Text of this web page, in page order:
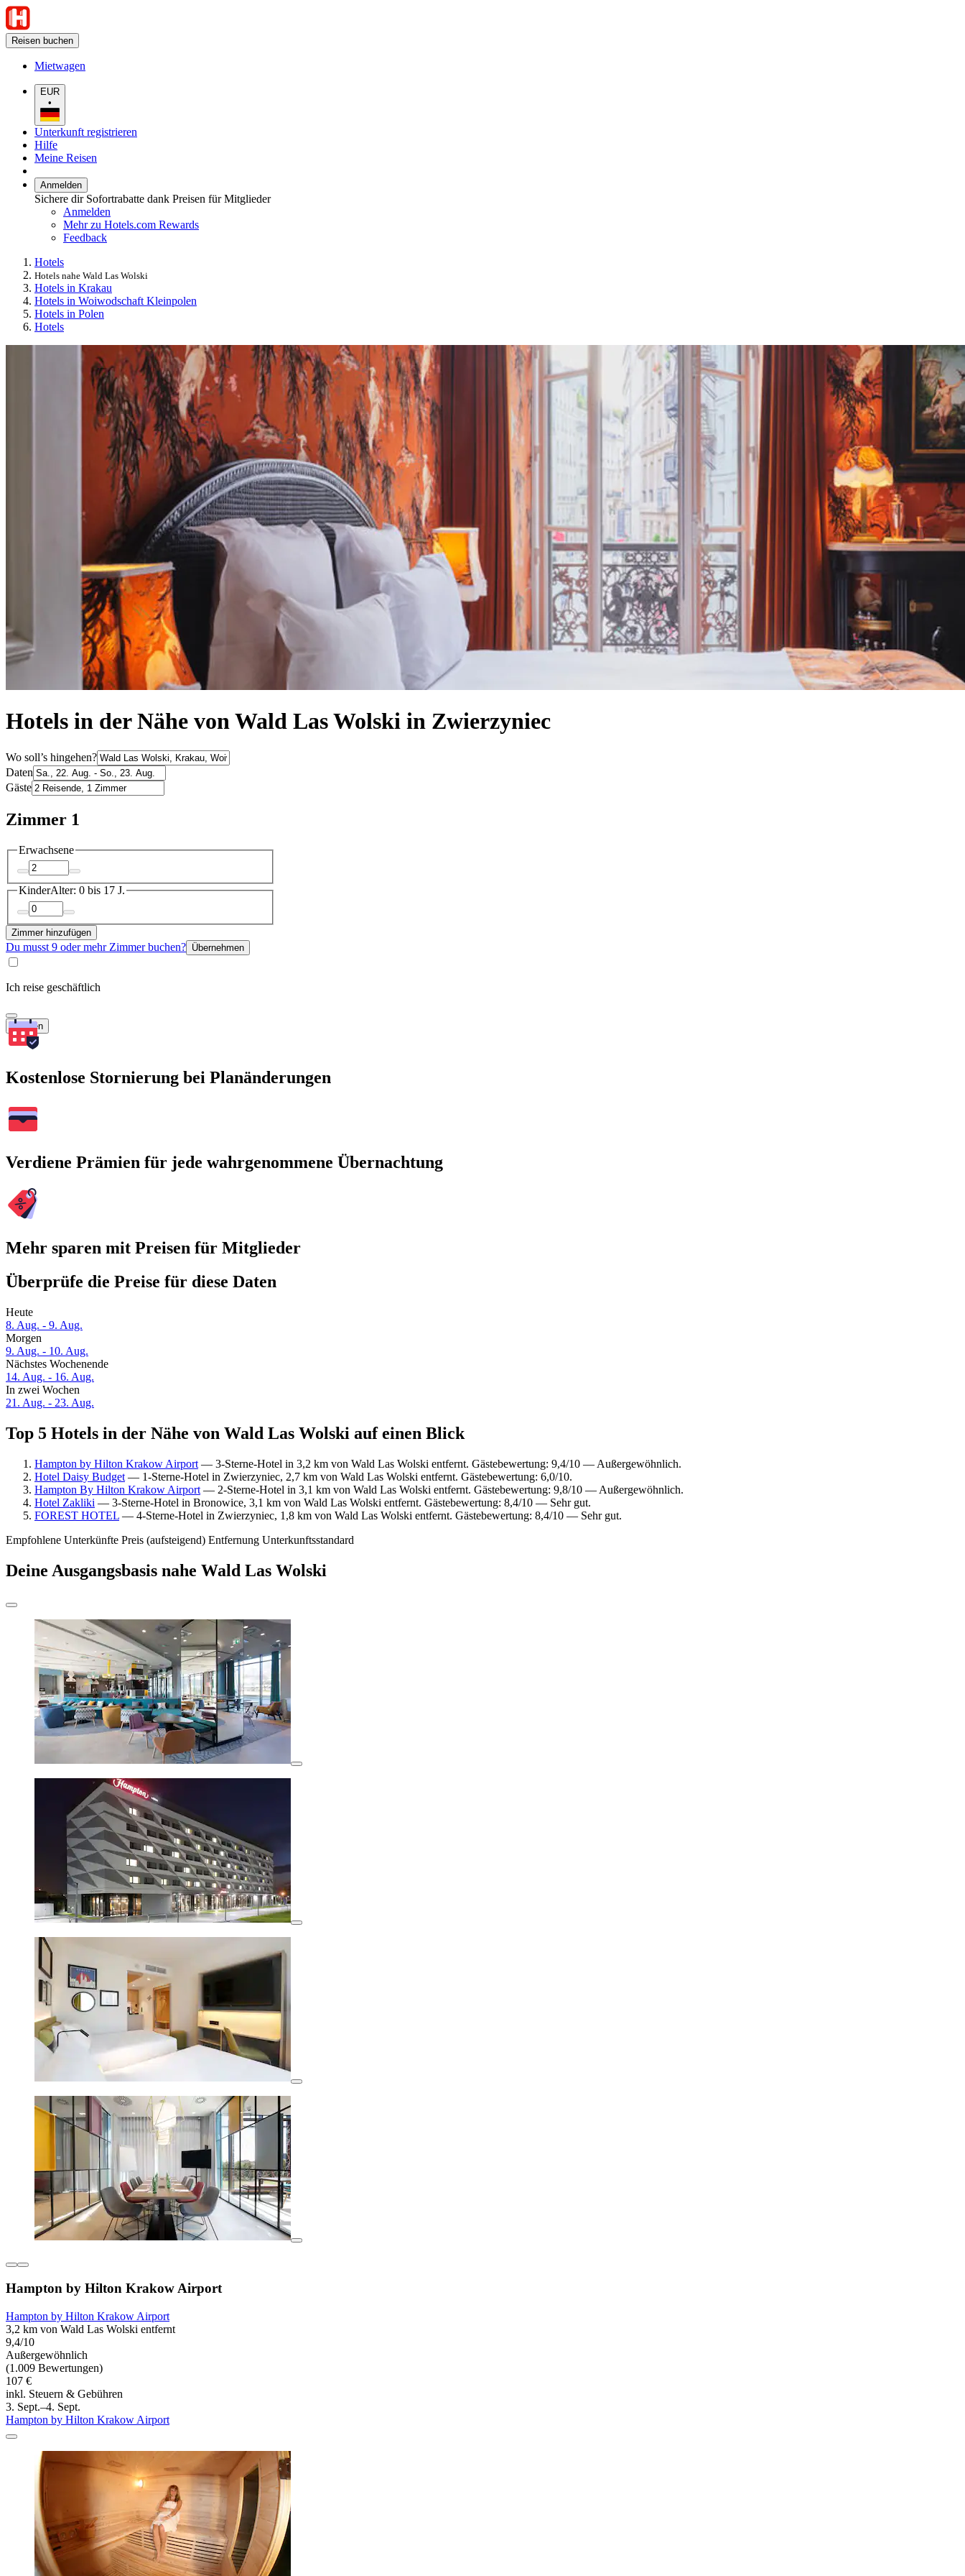
Reisen buchen
Mietwagen
EUR
•
Unterkunft registrieren
Hilfe
Meine Reisen
Anmelden
Sichere dir Sofortrabatte dank Preisen für Mitglieder
Anmelden
Mehr zu Hotels.com Rewards
Feedback
Hotels
Hotels nahe Wald Las Wolski
Hotels in Krakau
Hotels in Woiwodschaft Kleinpolen
Hotels in Polen
Hotels
Hotels in der Nähe von Wald Las Wolski in Zwierzyniec
Wo soll’s hingehen?
Daten
Gäste
Zimmer 1
Erwachsene
KinderAlter: 0 bis 17 J.
Zimmer hinzufügen
Du musst 9 oder mehr Zimmer buchen? Übernehmen
Ich reise geschäftlich
Suchen
Kostenlose Stornierung bei Planänderungen
Verdiene Prämien für jede wahrgenommene Übernachtung
Mehr sparen mit Preisen für Mitglieder
Überprüfe die Preise für diese Daten
Heute
8. Aug. - 9. Aug.
Morgen
9. Aug. - 10. Aug.
Nächstes Wochenende
14. Aug. - 16. Aug.
In zwei Wochen
21. Aug. - 23. Aug.
Top 5 Hotels in der Nähe von Wald Las Wolski auf einen Blick
Hampton by Hilton Krakow Airport — 3-Sterne-Hotel in 3,2 km von Wald Las Wolski entfernt. Gästebewertung: 9,4/10 — Außergewöhnlich.
Hotel Daisy Budget — 1-Sterne-Hotel in Zwierzyniec, 2,7 km von Wald Las Wolski entfernt. Gästebewertung: 6,0/10.
Hampton By Hilton Krakow Airport — 2-Sterne-Hotel in 3,1 km von Wald Las Wolski entfernt. Gästebewertung: 9,8/10 — Außergewöhnlich.
Hotel Zakliki — 3-Sterne-Hotel in Bronowice, 3,1 km von Wald Las Wolski entfernt. Gästebewertung: 8,4/10 — Sehr gut.
FOREST HOTEL — 4-Sterne-Hotel in Zwierzyniec, 1,8 km von Wald Las Wolski entfernt. Gästebewertung: 8,4/10 — Sehr gut.
Empfohlene Unterkünfte Preis (aufsteigend) Entfernung Unterkunftsstandard
Deine Ausgangsbasis nahe Wald Las Wolski
Hampton by Hilton Krakow Airport
Hampton by Hilton Krakow Airport
3,2 km von Wald Las Wolski entfernt
9,4/10
Außergewöhnlich
(1.009 Bewertungen)
107 €
inkl. Steuern & Gebühren
3. Sept.–4. Sept.
Hampton by Hilton Krakow Airport